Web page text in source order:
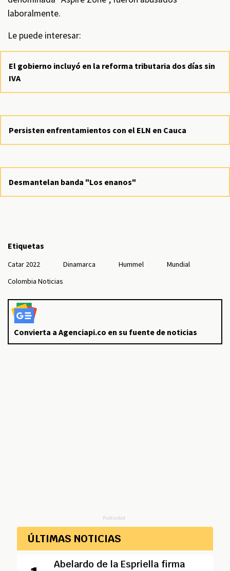
laboralmente.
Le puede interesar:
El gobierno incluyó en la reforma tributaria dos días sin
IVA
Persisten enfrentamientos con el ELN en Cauca
Desmantelan banda "Los enanos"
Etiquetas
Catar 2022 Dinamarca Hummel
Mundial
Colombia Noticias
Convierta a Agenciapi.co en su fuente de noticias
Publicidad
ÚLTIMAS NOTICIAS
Abelardo de la Espriella firma